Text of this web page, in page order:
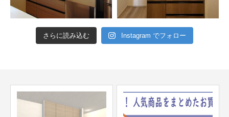
さらに読み込む Instagram でフォロー